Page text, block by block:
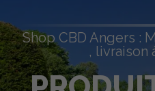
Shop CBD Angers :
, livraison